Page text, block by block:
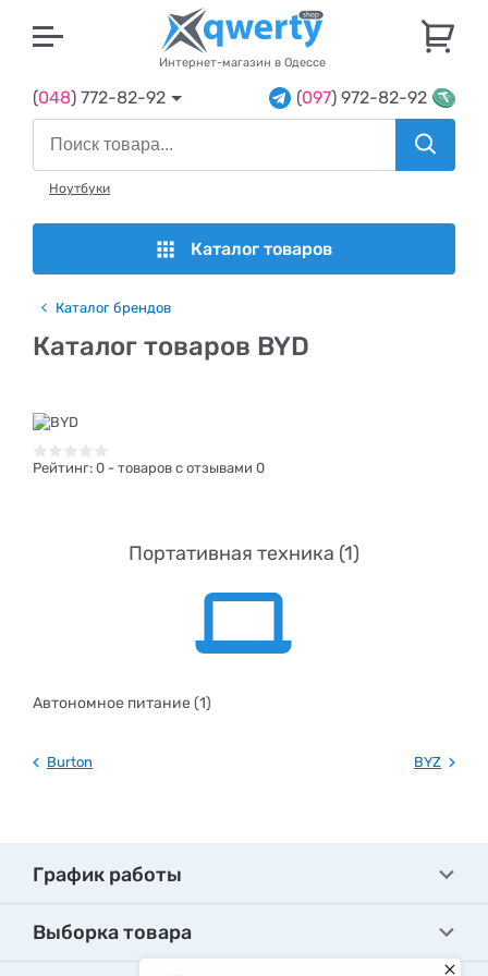
Интернет-магазин в Одессе
(048) 772-82-92 (097) 972-82-92
Ноутбуки
Каталог товаров
Каталог брендов
Каталог товаров BYD
Рейтинг: 0 - товаров с отзывами 0
Портативная техника (1)
Автономное питание (1)
Burton BYZ
График работы
Выборка товара